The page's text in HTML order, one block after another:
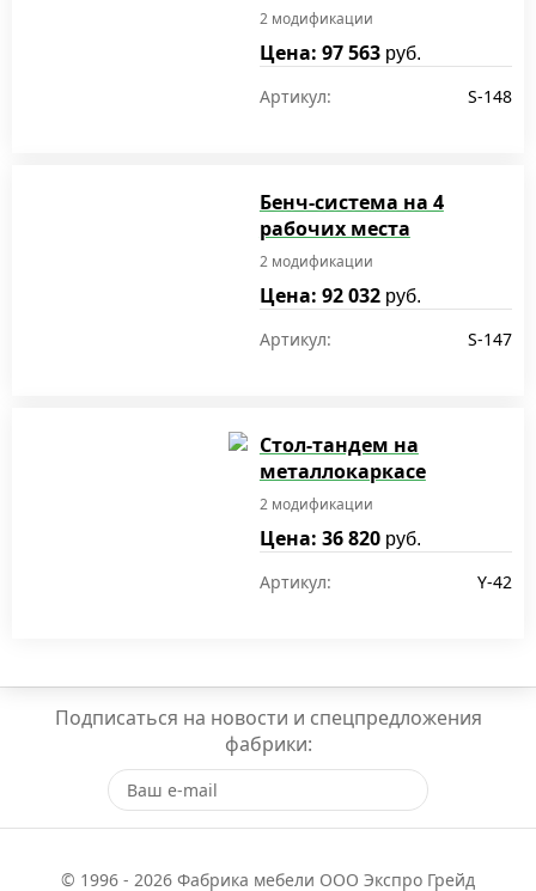
2 модификации
Цена: 97 563 руб.
Артикул: S-148
Бенч-система на 4
рабочих места
2 модификации
Цена: 92 032 руб.
Артикул: S-147
Стол-тандем на
металлокаркасе
2 модификации
Цена: 36 820 руб.
Артикул: Y-42
Подписаться на новости и спецпредложения
фабрики:
© 1996 - 2026 Фабрика мебели ООО Экспро Грейд